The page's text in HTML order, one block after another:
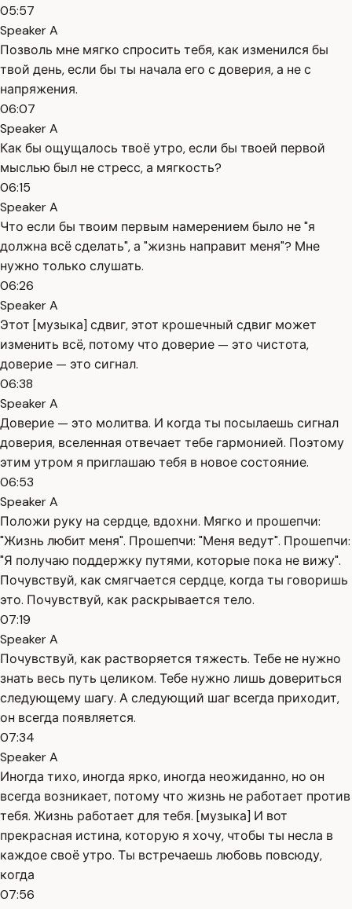
05:57
Speaker A
Позволь мне мягко спросить тебя, как изменился бы
твой день, если бы ты начала его с доверия, а не с
напряжения.
06:07
Speaker A
Как бы ощущалось твоё утро, если бы твоей первой
мыслью был не стресс, а мягкость?
06:15
Speaker A
Что если бы твоим первым намерением было не "я
должна всё сделать", а "жизнь направит меня"? Мне
нужно только слушать.
06:26
Speaker A
Этот [музыка] сдвиг, этот крошечный сдвиг может
изменить всё, потому что доверие — это чистота,
доверие — это сигнал.
06:38
Speaker A
Доверие — это молитва. И когда ты посылаешь сигнал
доверия, вселенная отвечает тебе гармонией. Поэтому
этим утром я приглашаю тебя в новое состояние.
06:53
Speaker A
Положи руку на сердце, вдохни. Мягко и прошепчи:
"Жизнь любит меня". Прошепчи: "Меня ведут". Прошепчи:
"Я получаю поддержку путями, которые пока не вижу".
Почувствуй, как смягчается сердце, когда ты говоришь
это. Почувствуй, как раскрывается тело.
07:19
Speaker A
Почувствуй, как растворяется тяжесть. Тебе не нужно
знать весь путь целиком. Тебе нужно лишь довериться
следующему шагу. А следующий шаг всегда приходит,
он всегда появляется.
07:34
Speaker A
Иногда тихо, иногда ярко, иногда неожиданно, но он
всегда возникает, потому что жизнь не работает против
тебя. Жизнь работает для тебя. [музыка] И вот
прекрасная истина, которую я хочу, чтобы ты несла в
каждое своё утро. Ты встречаешь любовь повсюду,
когда
07:56